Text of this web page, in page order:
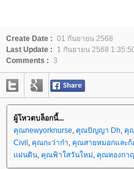
Create Date : 01 กันยายน 2568
Last Update :
1 กันยายน 2568
Comments : 3
ผู้โหวตบล็อกนี้...
คุณnewyorknurse, คุณปัญญา Dh, คุ
Civil , คุณกะว่าก๋า, คุณสายหมอกและก้
ผ่นดิน, คุณฟ้าใสวันใหม่, คุณทองกา